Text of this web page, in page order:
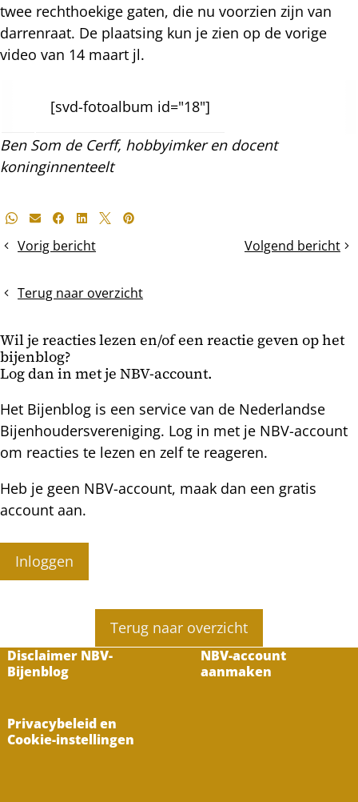
twee rechthoekige gaten, die nu voorzien zijn van
darrenraat. De plaatsing kun je zien op de vorige
video van 14 maart jl.
[svd-fotoalbum id="18"]
Ben Som de Cerff, hobbyimker en docent
koninginnenteelt
Deel
bericht
Whatsapp
E-mailFacebook
LinkedIn
X Pinterest
Vorig bericht
Darrenbroedige
Volgend bericht
natuurbouw
Terug naar overzicht
Wil je reacties lezen en/of een reactie geven op het
bijenblog?
Log dan in met je NBV-account.
Het Bijenblog is een service van de Nederlandse
Bijenhoudersvereniging. Log in met je NBV-account
om reacties te lezen en zelf te reageren.
Heb je geen NBV-account, maak dan een gratis
account aan.
Inloggen
Terug naar overzicht
Disclaimer NBV-
Bijenblog
NBV-account
aanmaken
Privacybeleid en
Cookie-instellingen